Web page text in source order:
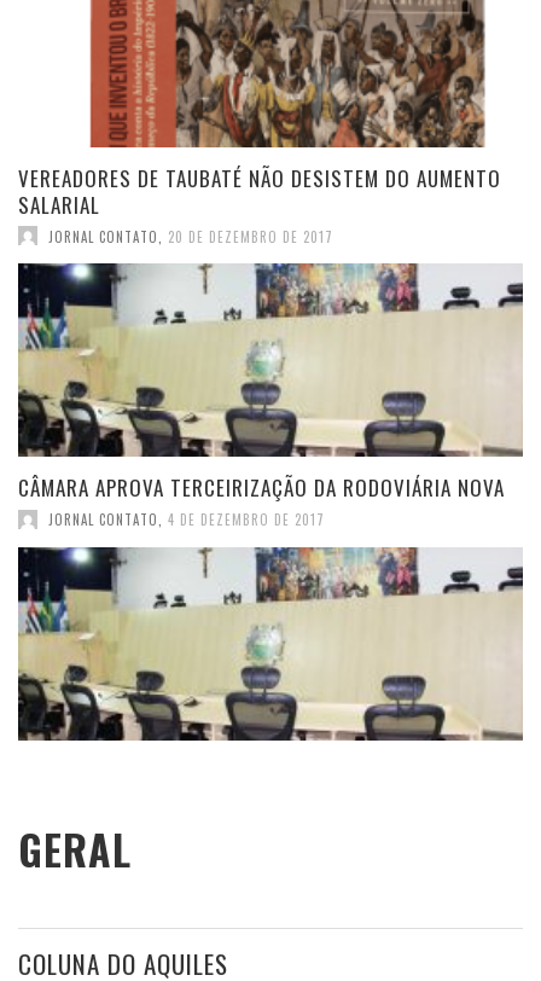
VEREADORES DE TAUBATÉ NÃO DESISTEM DO AUMENTO
SALARIAL
JORNAL CONTATO 20 DE DEZEMBRO DE 2017
CÂMARA APROVA TERCEIRIZAÇÃO DA RODOVIÁRIA NOVA
JORNAL CONTATO, 4 DE DEZEMBRO DE 2017
GERAL
COLUNA DO AQUILES